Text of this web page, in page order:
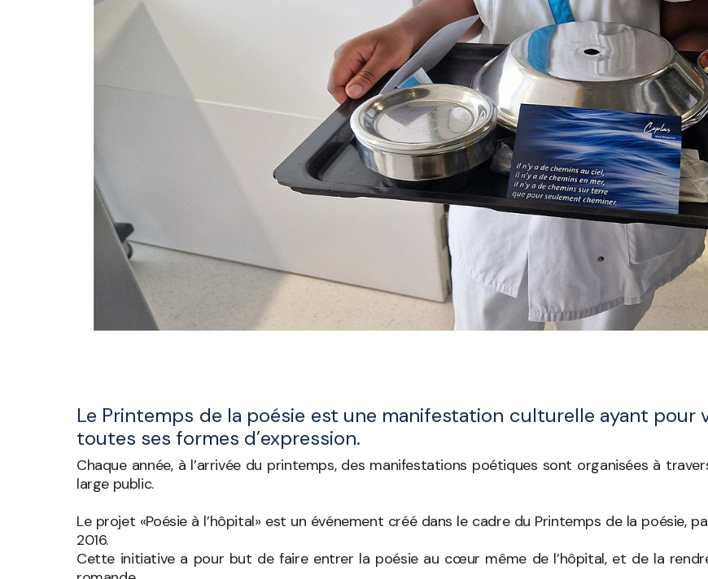
Le Printemps de la poésie est une manifestation culturelle ayant pour
toutes ses formes d’expression.
Chaque année, à l’arrivée du printemps, des manifestations poétiques sont organisées à
large public.
Le projet «Poésie à l’hôpital» est un événement créé dans le cadre du Printemps de la poésie,
2016.
Cette initiative a pour but de faire entrer la poésie au cœur même de l’hôpital, et de la